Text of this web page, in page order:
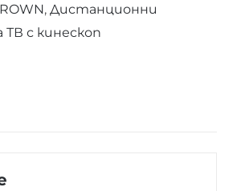
, Дистанционни
ТВ с кинескоп